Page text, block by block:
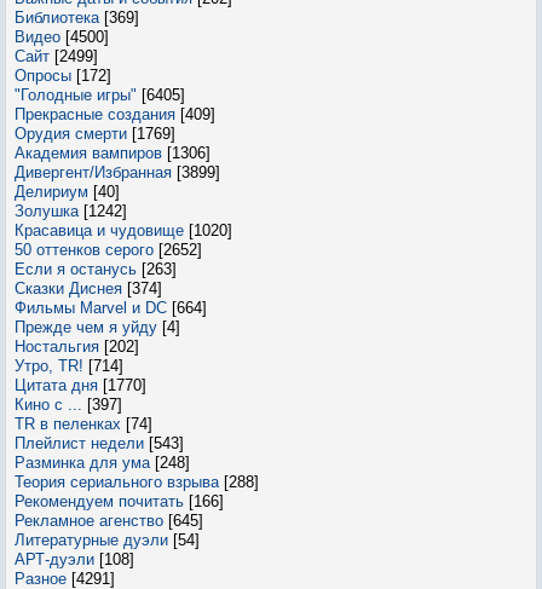
Библиотека [369]
Видео [4500]
Сайт [2499]
Опросы [172]
"Голодные игры" [6405]
Прекрасные создания [409]
Орудия смерти [1769]
Академия вампиров [1306]
Дивергент/Избранная [3899]
Делириум [40]
Золушка [1242]
Красавица и чудовище [1020]
50 оттенков серого [2652]
Если я останусь [263]
Сказки Диснея [374]
Фильмы Marvel и DC [664]
Прежде чем я уйду [4]
Ностальгия [202]
Утро, TR! [714]
Цитата дня [1770]
Кино с ... [397]
TR в пеленках [74]
Плейлист недели [543]
Разминка для ума [248]
Теория сериального взрыва [288]
Рекомендуем почитать [166]
Рекламное агенство [645]
Литературные дуэли [54]
АРТ-дуэли [108]
Разное [4291]